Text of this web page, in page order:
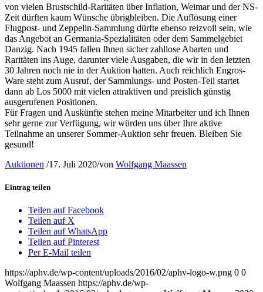
von vielen Brustschild-Raritäten über Inflation, Weimar und der NS-
Zeit dürften kaum Wünsche übrigbleiben. Die Auflösung einer
Flugpost- und Zeppelin-Sammlung dürfte ebenso reizvoll sein, wie
das Angebot an Germania-Spezialitäten oder dem Sammelgebiet
Danzig. Nach 1945 fallen Ihnen sicher zahllose Abarten und
Raritäten ins Auge, darunter viele Ausgaben, die wir in den letzten
30 Jahren noch nie in der Auktion hatten. Auch reichlich Engros-
Ware steht zum Ausruf, der Sammlungs- und Posten-Teil startet
dann ab Los 5000 mit vielen attraktiven und preislich günstig
ausgerufenen Positionen.
Für Fragen und Auskünfte stehen meine Mitarbeiter und ich Ihnen
sehr gerne zur Verfügung, wir würden uns über Ihre aktive
Teilnahme an unserer Sommer-Auktion sehr freuen. Bleiben Sie
gesund!
Auktionen /17. Juli 2020/von Wolfgang Maassen
Eintrag teilen
Teilen auf Facebook
Teilen auf X
Teilen auf WhatsApp
Teilen auf Pinterest
Per E-Mail teilen
https://aphv.de/wp-content/uploads/2016/02/aphv-logo-w.png 0 0
Wolfgang Maassen https://aphv.de/wp-